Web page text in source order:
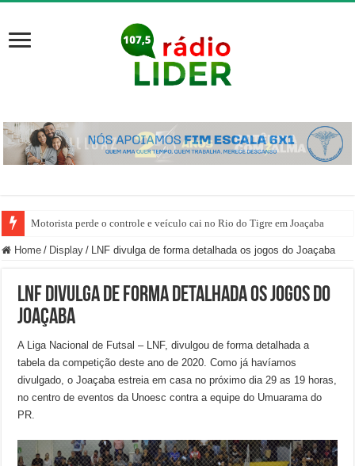
Motorista perde o controle e veículo cai no Rio do Tigre em Joaçaba
Home / Display / LNF divulga de forma detalhada os jogos do Joaçaba
LNF divulga de forma detalhada os jogos do
Joaçaba
A Liga Nacional de Futsal – LNF, divulgou de forma detalhada a
tabela da competição deste ano de 2020. Como já havíamos
divulgado, o Joaçaba estreia em casa no próximo dia 29 as 19 horas,
no centro de eventos da Unoesc contra a equipe do Umuarama do
PR.